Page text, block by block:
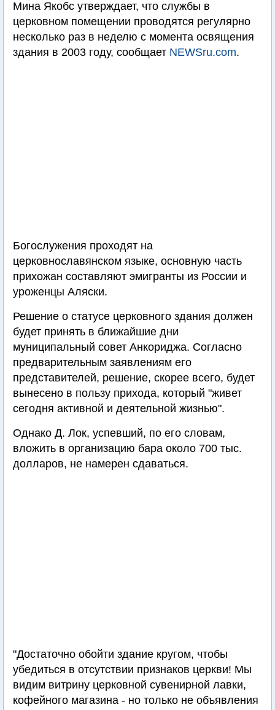
Мина Якобс утверждает, что службы в
церковном помещении проводятся регулярно
несколько раз в неделю с момента освящения
здания в 2003 году, сообщает NEWSru.com.
Богослужения проходят на
церковнославянском языке, основную часть
прихожан составляют эмигранты из России и
уроженцы Аляски.
Решение о статусе церковного здания должен
будет принять в ближайшие дни
муниципальный совет Анкориджа. Согласно
предварительным заявлениям его
представителей, решение, скорее всего, будет
вынесено в пользу прихода, который "живет
сегодня активной и деятельной жизнью".
Однако Д. Лок, успевший, по его словам,
вложить в организацию бара около 700 тыс.
долларов, не намерен сдаваться.
"Достаточно обойти здание кругом, чтобы
убедиться в отсутствии признаков церкви! Мы
видим витрину церковной сувенирной лавки,
кофейного магазина - но только не объявления